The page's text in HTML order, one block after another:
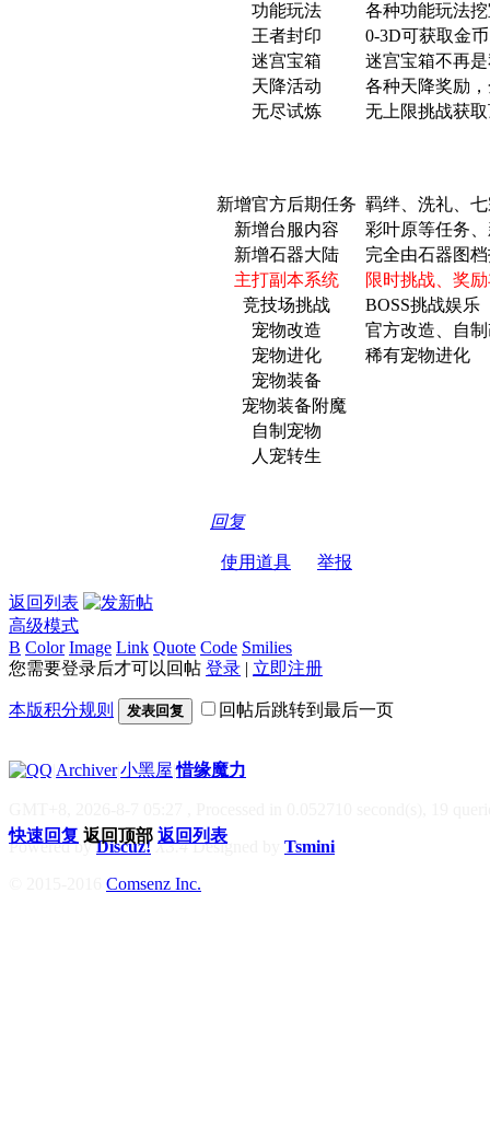
功能玩法
各种功能玩法
王者封印
0-3D可获取金
迷宫宝箱
迷宫宝箱不再
天降活动
各种天降奖励
无尽试炼
无上限挑战获
新增官方后期任务 羁绊、洗礼、
新增台服内容
彩叶原等任务
新增石器大陆
完全由石器图
主打副本系统
限时挑战、奖
竞技场挑战
BOSS挑战娱乐
宠物改造
官方改造、自
宠物进化
稀有宠物进化
宠物装备
宠物装备附魔
自制宠物
人宠转生
回复
使用道具 举报
返回列表
高级模式
B Color Image Link Quote Code Smilies
您需要登录后才可以回帖 登录 | 立即注册
本版积分规则 发表回复 回帖后跳转到最后一页
Archiver|小黑屋|惜缘魔力
Powered byDiscuz! X3.4Designed by Tsmini
Comsenz Inc.
快速回复 返回顶部 返回列表